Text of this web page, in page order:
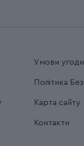
Умови угоди
Політика
Карта сайту
Контакти